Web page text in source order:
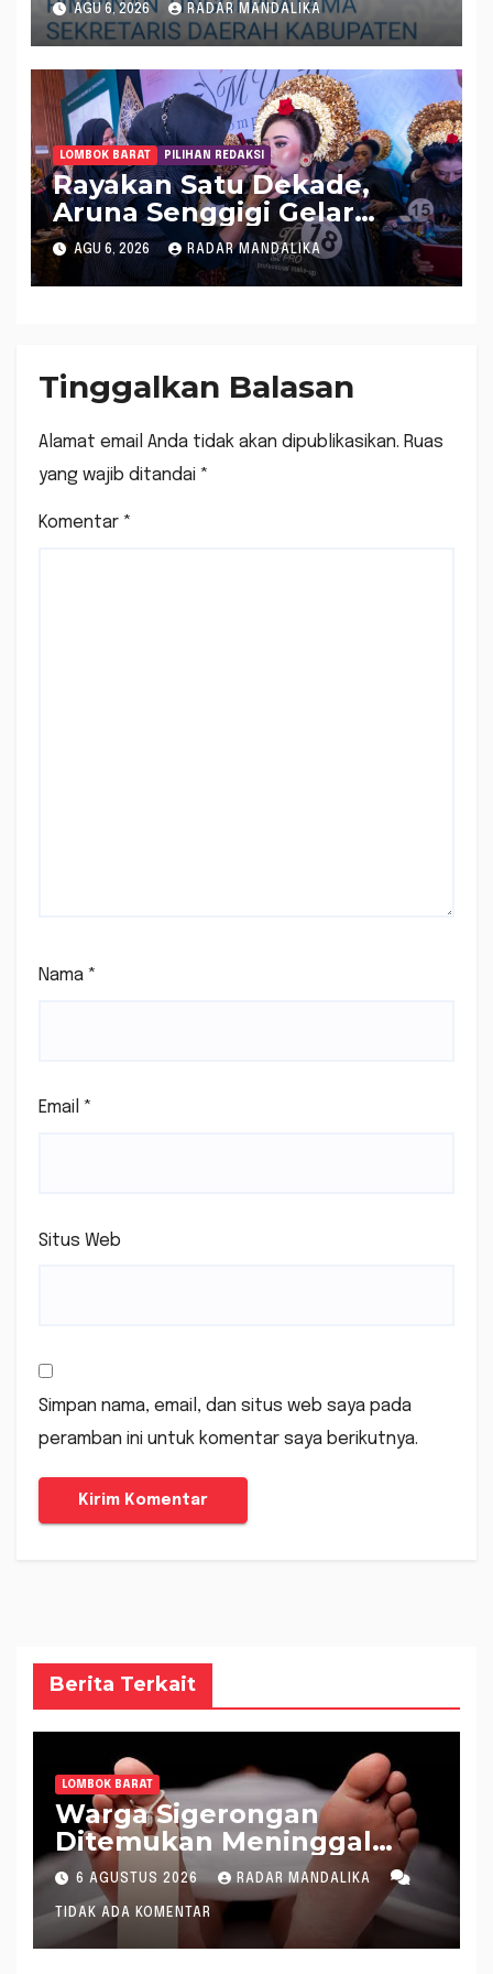
AGU 6, 2026 RADAR MANDALIKA
LOMBOK BARAT PILIHAN REDAKSI
Rayakan Satu Dekade,
Aruna Senggigi Gelar
Aruna Makeup Artist
Competition 2026
AGU 6, 2026 RADAR MANDALIKA
Tinggalkan Balasan
Alamat email Anda tidak akan dipublikasikan. Ruas
yang wajib ditandai *
Komentar *
Nama *
Email *
Situs Web
Simpan nama, email, dan situs web saya pada
peramban ini untuk komentar saya berikutnya.
Berita Terkait
LOMBOK BARAT
Warga Sigerongan
Ditemukan Meninggal
saat Setrum Ikan di
Sungai
6 AGUSTUS 2026 RADAR MANDALIKA
TIDAK ADA KOMENTAR